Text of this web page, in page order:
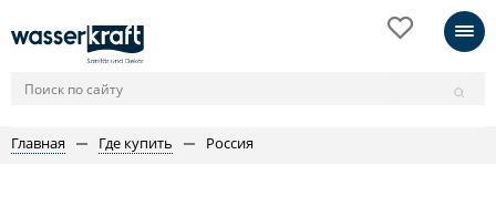
Главная Где купить Россия